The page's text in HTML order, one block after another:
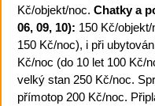
Kč/objekt/noc. Chatky a
06, 09, 10): 150 Kč/
150 Kč/noc), i při
Kč/noc (do 10 let 100 Kč/
velký stan 250 Kč/noc.
přímotop 200 Kč/noc.